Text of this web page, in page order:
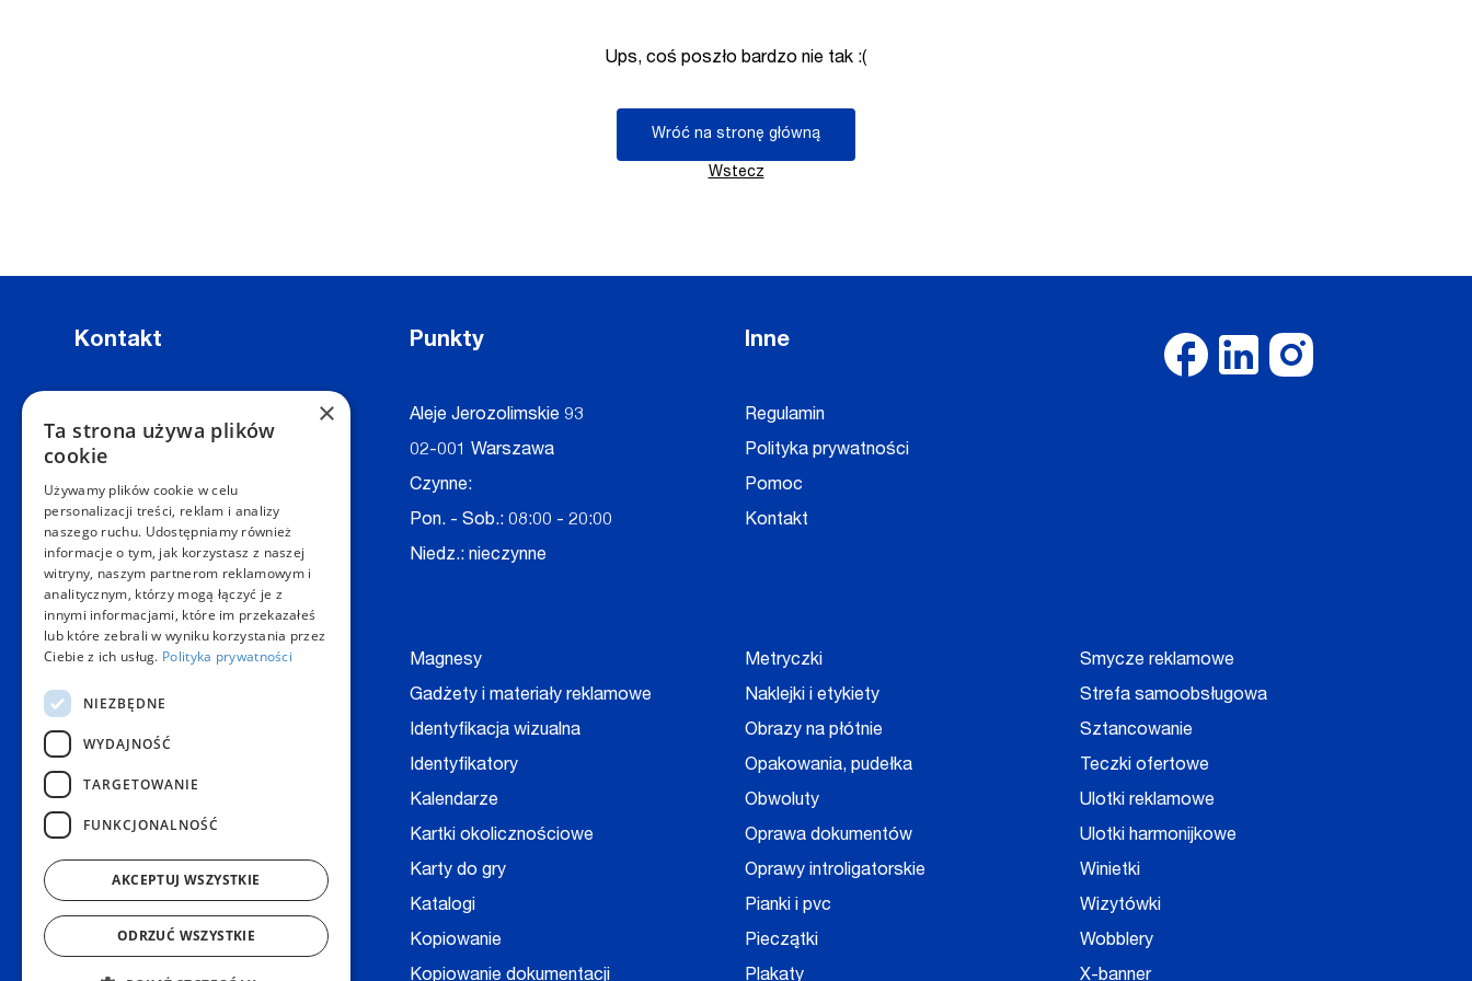
Ups, coś poszło bardzo nie tak :(
Wróć na stronę główną
Wstecz
Kontakt
Dział Obsługi Klienta Warszawa
Czynne: NON-STOP
Telefon:+48 22 628 62 52
E-mail:kontakt@copygeneral.pl
Punkty
Aleje Jerozolimskie 93
02-001 Warszawa
Czynne:
Pon. - Sob.: 08:00 - 20:00
Niedz.: nieczynne
Inne
Regulamin
Polityka prywatności
Pomoc
Kontakt
Nasze produkty
Backlight
Bilety, wejściówki
Broszury
Druk książek
Druk na folii
Druk na kopertach
Druk techniczny - CAD
Magnesy
Gadżety i materiały reklamowe
Identyfikacja wizualna
Identyfikatory
Kalendarze
Kartki okolicznościowe
Karty do gry
Katalogi
Kopiowanie
Kopiowanie dokumentacji
Metryczki
Naklejki i etykiety
Obrazy na płótnie
Opakowania, pudełka
Obwoluty
Oprawa dokumentów
Oprawy introligatorskie
Pianki i pvc
Pieczątki
Plakaty
Smycze reklamowe
Strefa samoobsługowa
Sztancowanie
Teczki ofertowe
Ulotki reklamowe
Ulotki harmonijkowe
Winietki
Wizytówki
Wobblery
X-banner
×
Ta strona używa plików
cookie
Używamy plików cookie w celu
personalizacji treści, reklam i analizy
naszego ruchu. Udostępniamy również
informacje o tym, jak korzystasz z naszej
witryny, naszym partnerom reklamowym i
analitycznym, którzy mogą łączyć je z
innymi informacjami, które im przekazałeś
lub które zebrali w wyniku korzystania przez
Ciebie z ich usług. Polityka prywatności
NIEZBĘDNE
WYDAJNOŚĆ
TARGETOWANIE
FUNKCJONALNOŚĆ
AKCEPTUJ WSZYSTKIE
ODRZUĆ WSZYSTKIE